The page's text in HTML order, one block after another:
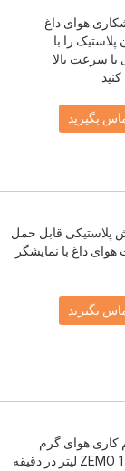
هوای داغ
را با
سرعت بالا
بگیرید
پلاستیکی قابل حمل
وات هوای داغ با نمایشگر
بگیرید
کاری هوای گرم
دستی ZEMO 180 لیتر در دقیقه